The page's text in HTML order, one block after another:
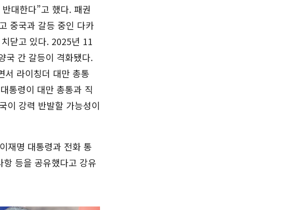
대한다”고 했다. 패권
중국과 갈등 중인 다카
닫고 있다. 2025년 11
국 간 갈등이 격화됐다.
서 라이칭더 대만 총통
통령이 대만 총통과 직
이 강력 반발할 가능성이
재명 대통령과 전화 통
등을 공유했다고 강유